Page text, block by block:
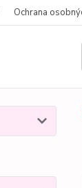
Ochrana